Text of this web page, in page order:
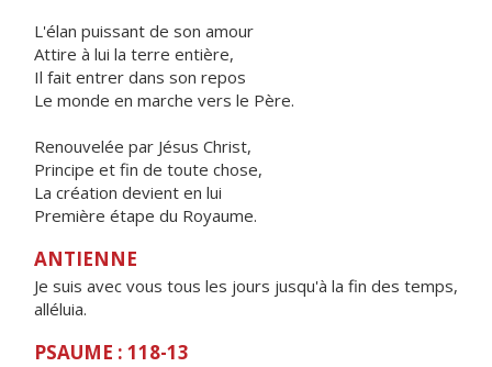
L'élan puissant de son amour
Attire à lui la terre entière,
Il fait entrer dans son repos
Le monde en marche vers le Père.
Renouvelée par Jésus Christ,
Principe et fin de toute chose,
La création devient en lui
Première étape du Royaume.
ANTIENNE
Je suis avec vous tous les jours jusqu'à la fin des temps,
alléluia.
PSAUME : 118-13